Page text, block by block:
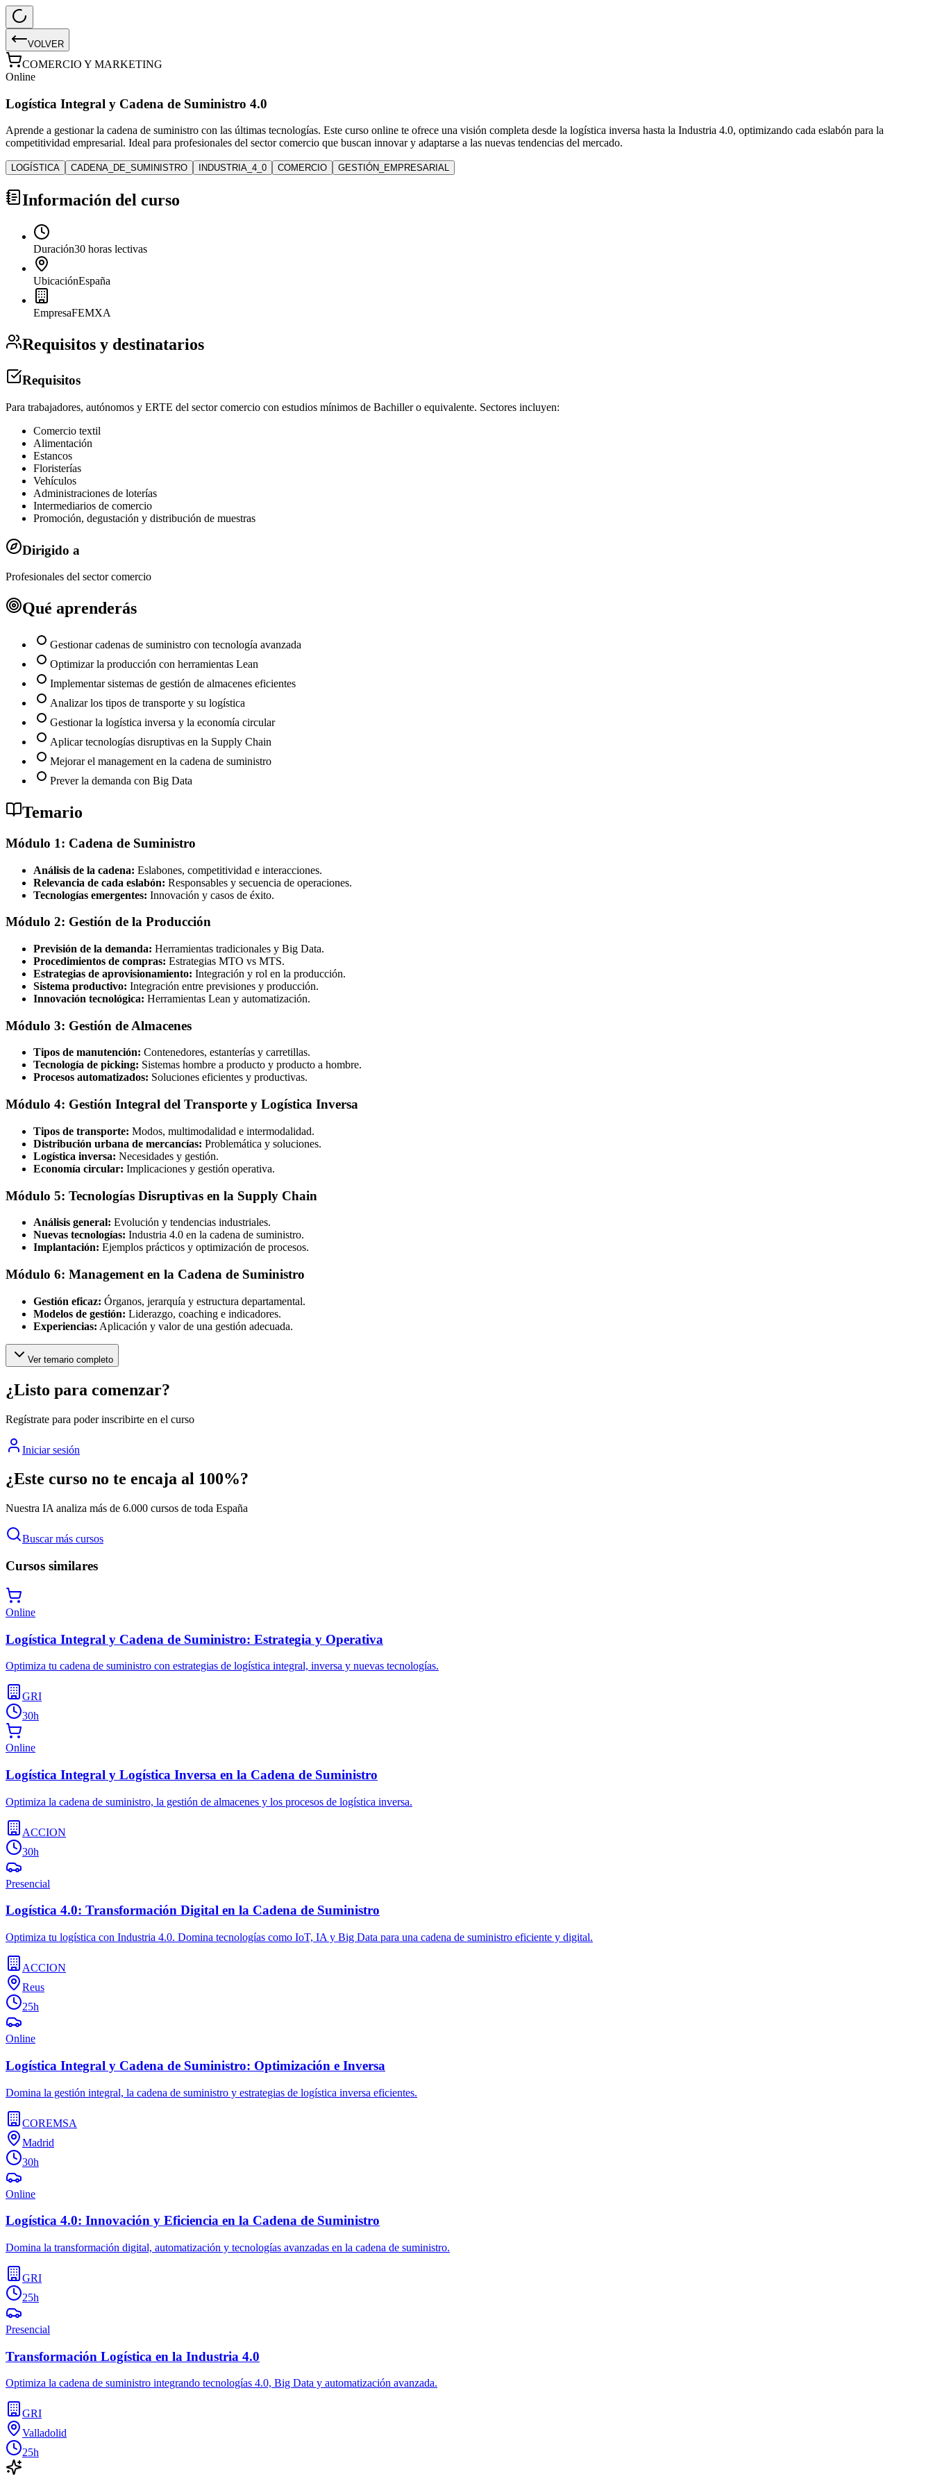
VOLVER
COMERCIO Y MARKETING
Online
Logística Integral y Cadena de Suministro 4.0
Aprende a gestionar la cadena de suministro con las últimas tecnologías. Este curso online te ofrece una visión completa desde la logística inversa hasta la Industria 4.0, optimizando cada eslabón para la
competitividad empresarial. Ideal para profesionales del sector comercio que buscan innovar y adaptarse a las nuevas tendencias del mercado.
LOGÍSTICA CADENA_DE_SUMINISTRO INDUSTRIA_4_0 COMERCIO GESTIÓN_EMPRESARIAL
Información del curso
Duración30 horas lectivas
UbicaciónEspaña
EmpresaFEMXA
Requisitos y destinatarios
Requisitos
Para trabajadores, autónomos y ERTE del sector comercio con estudios mínimos de Bachiller o equivalente. Sectores incluyen:
Comercio textil
Alimentación
Estancos
Floristerías
Vehículos
Administraciones de loterías
Intermediarios de comercio
Promoción, degustación y distribución de muestras
Dirigido a
Profesionales del sector comercio
Qué aprenderás
Gestionar cadenas de suministro con tecnología avanzada
Optimizar la producción con herramientas Lean
Implementar sistemas de gestión de almacenes eficientes
Analizar los tipos de transporte y su logística
Gestionar la logística inversa y la economía circular
Aplicar tecnologías disruptivas en la Supply Chain
Mejorar el management en la cadena de suministro
Prever la demanda con Big Data
Temario
Módulo 1: Cadena de Suministro
Análisis de la cadena: Eslabones, competitividad e interacciones.
Relevancia de cada eslabón: Responsables y secuencia de operaciones.
Tecnologías emergentes: Innovación y casos de éxito.
Módulo 2: Gestión de la Producción
Previsión de la demanda: Herramientas tradicionales y Big Data.
Procedimientos de compras: Estrategias MTO vs MTS.
Estrategias de aprovisionamiento: Integración y rol en la producción.
Sistema productivo: Integración entre previsiones y producción.
Innovación tecnológica: Herramientas Lean y automatización.
Módulo 3: Gestión de Almacenes
Tipos de manutención: Contenedores, estanterías y carretillas.
Tecnología de picking: Sistemas hombre a producto y producto a hombre.
Procesos automatizados: Soluciones eficientes y productivas.
Módulo 4: Gestión Integral del Transporte y Logística Inversa
Tipos de transporte: Modos, multimodalidad e intermodalidad.
Distribución urbana de mercancías: Problemática y soluciones.
Logística inversa: Necesidades y gestión.
Economía circular: Implicaciones y gestión operativa.
Módulo 5: Tecnologías Disruptivas en la Supply Chain
Análisis general: Evolución y tendencias industriales.
Nuevas tecnologías: Industria 4.0 en la cadena de suministro.
Implantación: Ejemplos prácticos y optimización de procesos.
Módulo 6: Management en la Cadena de Suministro
Gestión eficaz: Órganos, jerarquía y estructura departamental.
Modelos de gestión: Liderazgo, coaching e indicadores.
Experiencias: Aplicación y valor de una gestión adecuada.
Ver temario completo
¿Listo para comenzar?
Regístrate para poder inscribirte en el curso
Iniciar sesión
¿Este curso no te encaja al 100%?
Nuestra IA analiza más de 6.000 cursos de toda España
Buscar más cursos
Cursos similares
Online
Logística Integral y Cadena de Suministro: Estrategia y Operativa
Optimiza tu cadena de suministro con estrategias de logística integral, inversa y nuevas tecnologías.
GRI
30h
Online
Logística Integral y Logística Inversa en la Cadena de Suministro
Optimiza la cadena de suministro, la gestión de almacenes y los procesos de logística inversa.
ACCION
30h
Presencial
Logística 4.0: Transformación Digital en la Cadena de Suministro
Optimiza tu logística con Industria 4.0. Domina tecnologías como IoT, IA y Big Data para una cadena de suministro eficiente y digital.
ACCION
Reus
25h
Online
Logística Integral y Cadena de Suministro: Optimización e Inversa
Domina la gestión integral, la cadena de suministro y estrategias de logística inversa eficientes.
COREMSA
Madrid
30h
Online
Logística 4.0: Innovación y Eficiencia en la Cadena de Suministro
Domina la transformación digital, automatización y tecnologías avanzadas en la cadena de suministro.
GRI
25h
Presencial
Transformación Logística en la Industria 4.0
Optimiza la cadena de suministro integrando tecnologías 4.0, Big Data y automatización avanzada.
GRI
Valladolid
25h